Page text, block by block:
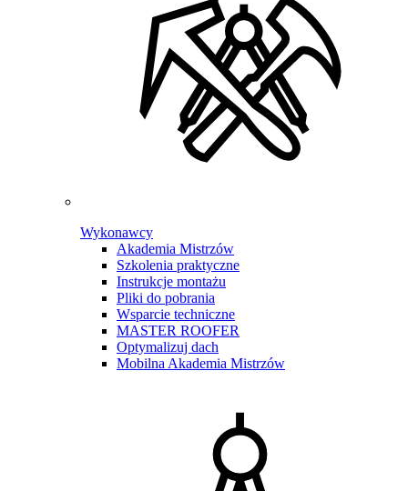
Wykonawcy
Akademia Mistrzów
Szkolenia praktyczne
Instrukcje montażu
Pliki do pobrania
Wsparcie techniczne
MASTER ROOFER
Optymalizuj dach
Mobilna Akademia Mistrzów